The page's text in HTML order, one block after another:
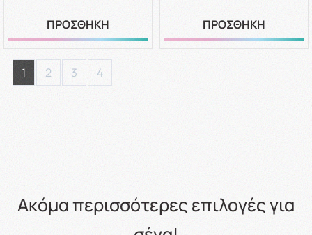
ΠΡΟΣΘΗΚΗ ΠΡΟΣΘΗΚΗ
1 2 3 4
Ακόμα περισσότερες επιλογές για